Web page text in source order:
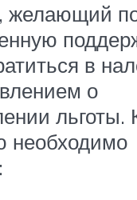
желающий
в
о
льготы.
необходимо